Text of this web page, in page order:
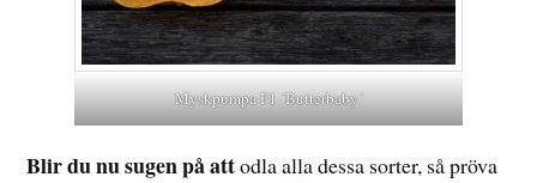
Myskpumpa F1 ´Butterbaby´
Blir du nu sugen på attodla alla dessa sorter, så pröva